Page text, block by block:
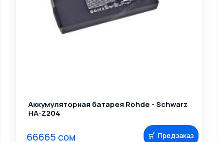
Аккумуляторная батарея Rohde - Schwarz
HA-Z204
66665 сом Предзаказ